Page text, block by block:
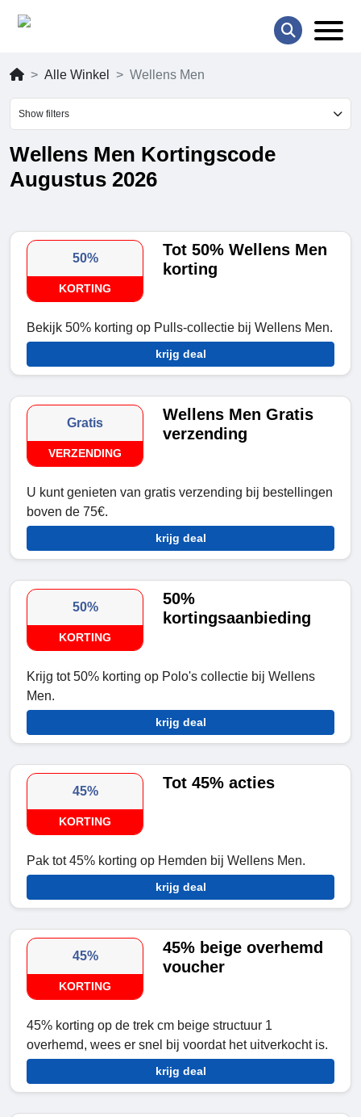
Alle Winkel Wellens Men
Show filters
Wellens Men Kortingscode
Augustus 2026
50%
KORTING
Tot 50% Wellens Men
korting
Bekijk 50% korting op Pulls-collectie bij Wellens Men.
krijg deal
Gratis
VERZENDING
Wellens Men Gratis
verzending
U kunt genieten van gratis verzending bij bestellingen
boven de 75€.
krijg deal
50%
KORTING
50%
kortingsaanbieding
Krijg tot 50% korting op Polo's collectie bij Wellens
Men.
krijg deal
45%
KORTING
Tot 45% acties
Pak tot 45% korting op Hemden bij Wellens Men.
krijg deal
45%
KORTING
45% beige overhemd
voucher
45% korting op de trek cm beige structuur 1
overhemd, wees er snel bij voordat het uitverkocht is.
krijg deal